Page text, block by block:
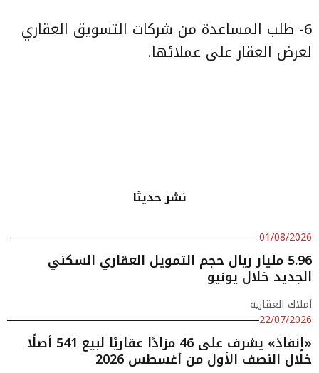
6- طلب المساعدة من شركات التسويق العقاري
لعرض العقار على عملائها.
نشر حديثا
01/08/2026
5.96 مليار ريال حجم التمويل العقاري السكني
الجديد خلال يونيو
أملاك العقارية
22/07/2026
«إنفاذ» يشرف على 46 مزادًا عقاريًا لبيع 541 أصلًا
خلال النصف الأول من أغسطس 2026